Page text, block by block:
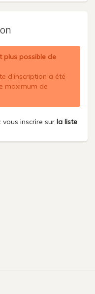
plus possible de
d'inscription a été
maximum de
inscrire sur la liste